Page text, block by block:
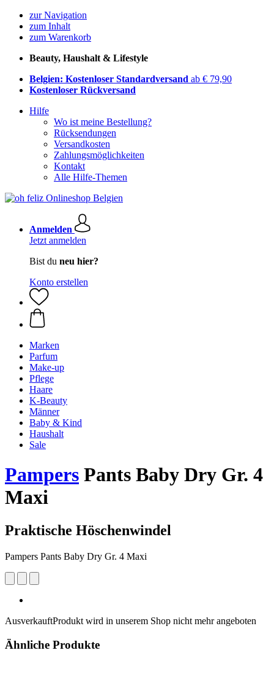
zur Navigation
zum Inhalt
zum Warenkorb
Beauty, Haushalt & Lifestyle
Belgien: Kostenloser Standardversand ab € 79,90
Kostenloser Rückversand
Hilfe
Wo ist meine Bestellung?
Rücksendungen
Versandkosten
Zahlungsmöglichkeiten
Kontakt
Alle Hilfe-Themen
Anmelden
Jetzt anmelden
Bist du neu hier?
Konto erstellen
Marken
Parfum
Make-up
Pflege
Haare
K-Beauty
Männer
Baby & Kind
Haushalt
Sale
Pampers Pants Baby Dry Gr. 4
Maxi
Praktische Höschenwindel
Pampers Pants Baby Dry Gr. 4 Maxi
AusverkauftProdukt wird in unserem Shop nicht mehr angeboten
Ähnliche Produkte